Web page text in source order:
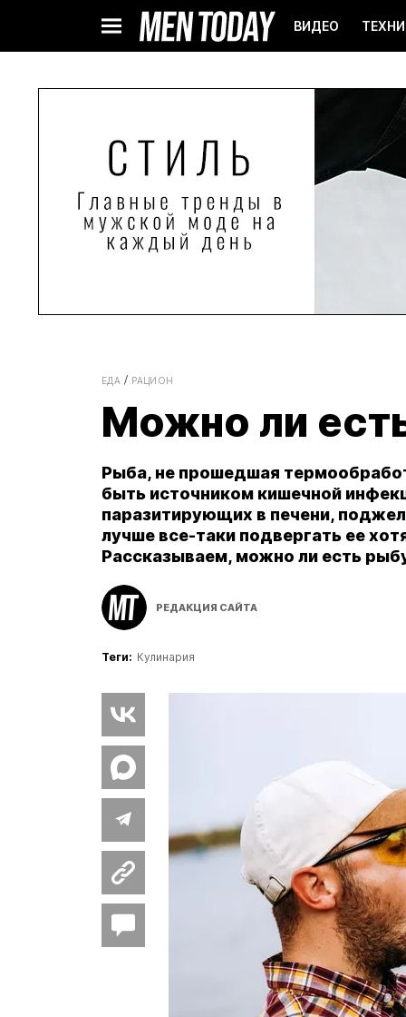
ВИДЕО
ЕДА РАЦИОН
Можно ли
Рыба, не прошедшая
быть источником кишечной
паразитирующих в печени,
лучше все-таки подвергать ее
Рассказываем, можно ли есть
РЕДАКЦИЯ САЙТА
Теги: Кулинария